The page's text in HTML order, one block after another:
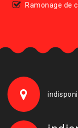
Ramonage de